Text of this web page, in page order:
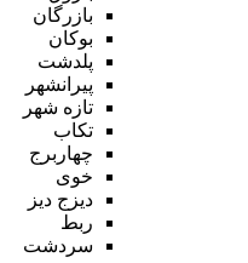
بازرگان
بوکان
پلدشت
پیرانشهر
تازه شهر
تکاب
چهاربرج
خوی
دیزج دیز
ربط
سردشت